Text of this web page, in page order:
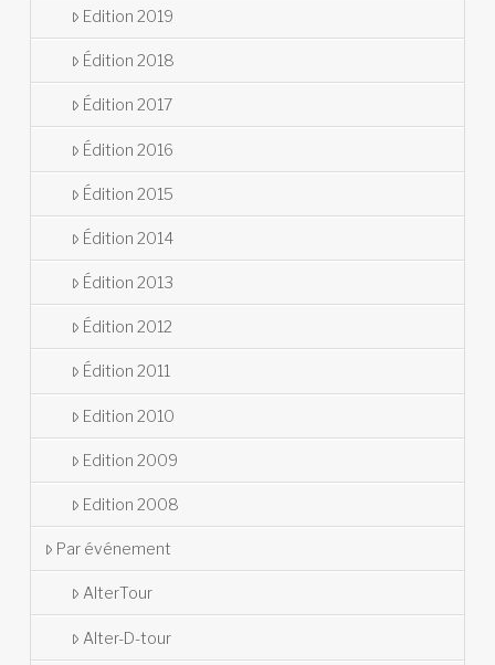
Edition 2019
Édition 2018
Édition 2017
Édition 2016
Édition 2015
Édition 2014
Édition 2013
Édition 2012
Édition 2011
Edition 2010
Edition 2009
Edition 2008
Par événement
AlterTour
Alter-D-tour